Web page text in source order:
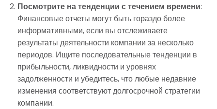
Посмотрите на тенденции с течением времени:
Финансовые отчеты могут быть гораздо более
информативными, если вы отслеживаете
результаты деятельности компании за несколько
периодов. Ищите последовательные тенденции в
прибыльности, ликвидности и уровнях
задолженности и убедитесь, что любые недавние
изменения соответствуют долгосрочной стратегии
компании.